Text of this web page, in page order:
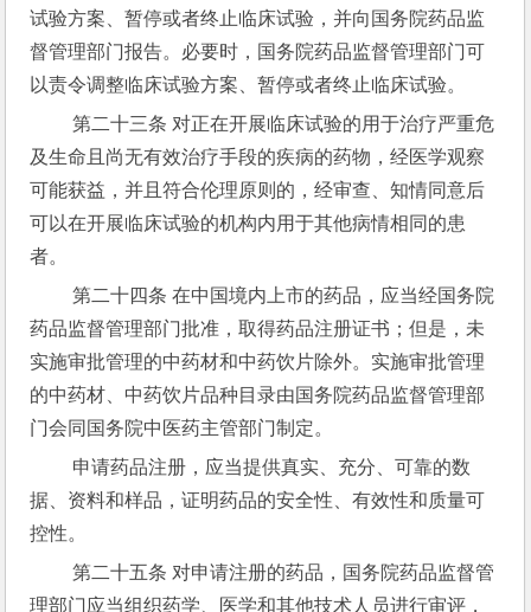
试验方案、暂停或者终止临床试验，并向国务院药品监
督管理部门报告。必要时，国务院药品监督管理部门可
以责令调整临床试验方案、暂停或者终止临床试验。
第二十三条 对正在开展临床试验的用于治疗严重危
及生命且尚无有效治疗手段的疾病的药物，经医学观察
可能获益，并且符合伦理原则的，经审查、知情同意后
可以在开展临床试验的机构内用于其他病情相同的患
者。
第二十四条 在中国境内上市的药品，应当经国务院
药品监督管理部门批准，取得药品注册证书；但是，未
实施审批管理的中药材和中药饮片除外。实施审批管理
的中药材、中药饮片品种目录由国务院药品监督管理部
门会同国务院中医药主管部门制定。
据、资料和样品，证明药品的安全性、有效性和质量可
控性。
第二十五条 对申请注册的药品，国务院药品监督管
理部门应当组织药学、医学和其他技术人员进行审评，